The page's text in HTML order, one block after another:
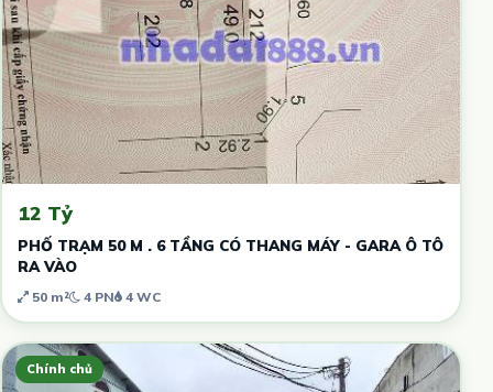
12 Tỷ
PHỐ TRẠM 50 M . 6 TẦNG CÓ THANG MÁY - GARA Ô TÔ
RA VÀO
50 m² 4 PN 4 WC
Chính chủ